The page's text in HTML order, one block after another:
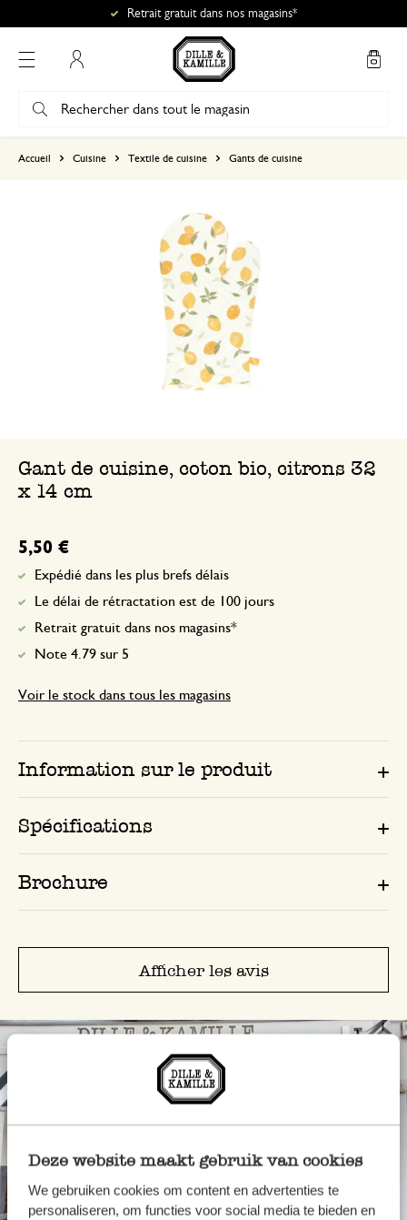
Deze website maakt gebruik van cookies
We gebruiken cookies om content en advertenties te
personaliseren, om functies voor social media te bieden en
Retrait gratuit dans nos magasins*
Accueil Cuisine Textile de cuisine Gants de cuisine
Gant de cuisine, coton bio, citrons 32
x 14 cm
5,50 €
Expédié dans les plus brefs délais
Le délai de rétractation est de 100 jours
Retrait gratuit dans nos magasins*
Note 4.79 sur 5
Voir le stock dans tous les magasins
Information sur le produit
Spécifications
Brochure
Afficher les avis
2
1
cadeau